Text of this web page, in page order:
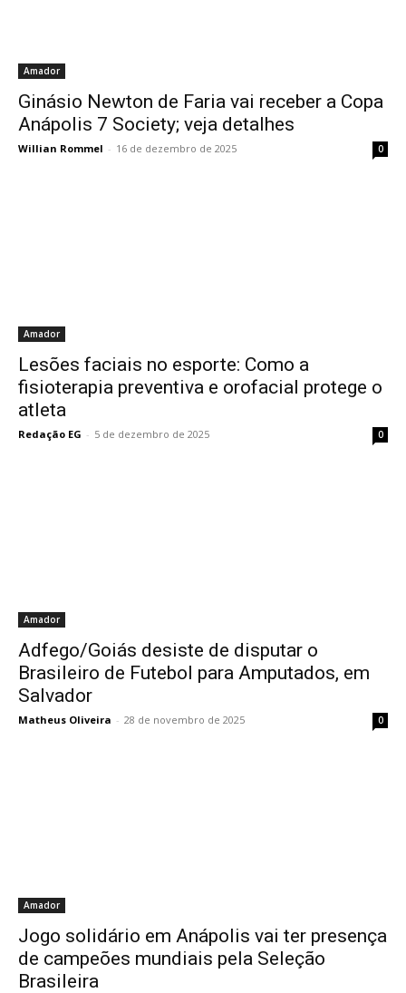
Amador
Ginásio Newton de Faria vai receber a Copa
Anápolis 7 Society; veja detalhes
Willian Rommel - 16 de dezembro de 2025 0
Amador
Lesões faciais no esporte: Como a
fisioterapia preventiva e orofacial protege o
atleta
Redação EG - 5 de dezembro de 2025 0
Amador
Adfego/Goiás desiste de disputar o
Brasileiro de Futebol para Amputados, em
Salvador
Matheus Oliveira - 28 de novembro de 2025 0
Amador
Jogo solidário em Anápolis vai ter presença
de campeões mundiais pela Seleção
Brasileira